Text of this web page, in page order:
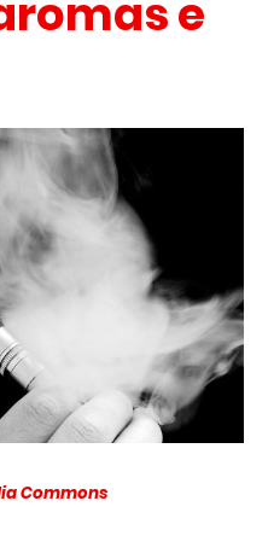
e
Commons